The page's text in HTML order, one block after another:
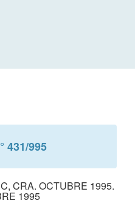
431/995
CRA. OCTUBRE 1995.
1995